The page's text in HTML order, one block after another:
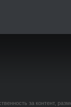
за контент,